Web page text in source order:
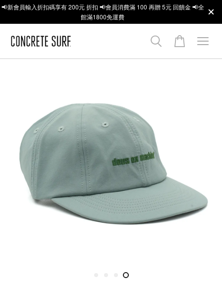
📢新會員輸入折扣碼享有 200元 折扣 📢會員消費滿 100 再贈 5元 回饋金 📢全
館滿1800免運費